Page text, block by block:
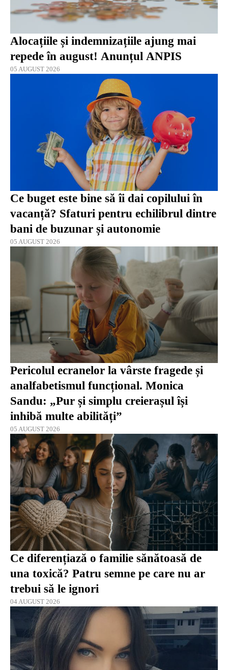
Alocațiile și indemnizațiile ajung mai
repede în august! Anunțul ANPIS
05 AUGUST 2026
Ce buget este bine să îi dai copilului în
vacanță? Sfaturi pentru echilibrul dintre
bani de buzunar și autonomie
05 AUGUST 2026
Pericolul ecranelor la vârste fragede și
analfabetismul funcțional. Monica
Sandu: „Pur și simplu creierașul își
inhibă multe abilități”
05 AUGUST 2026
Ce diferențiază o familie sănătoasă de
una toxică? Patru semne pe care nu ar
trebui să le ignori
04 AUGUST 2026